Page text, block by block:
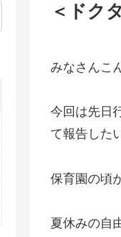
＜ドク
みなさんこ
今回は先日
て報告した
保育園の頃
夏休みの自